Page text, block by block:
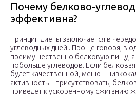
Почему белково-
эффективна?
Принцип диеты заключается в
углеводных дней . Проще говоря, в
преимущественно белковую пищу, а
побольше углеводов. Если
будет качественной, меню –
активность – присутствовать,
приведет к ускоренному сжиганию